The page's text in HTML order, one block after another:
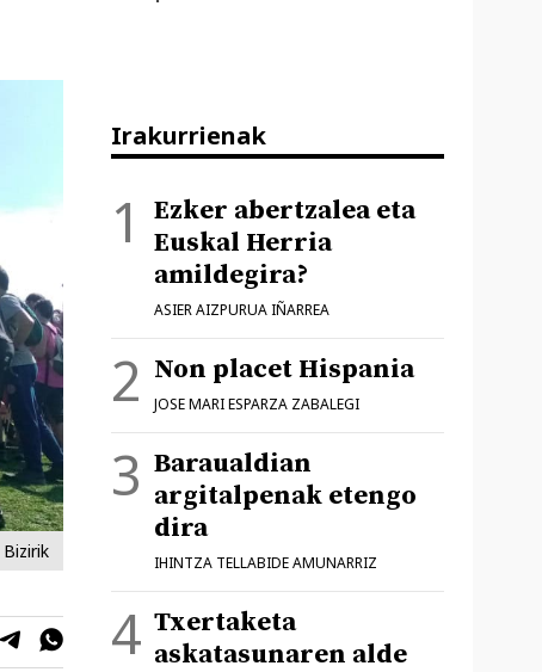
Irakurrienak
Ezker abertzalea eta
Euskal Herria
amildegira?
ASIER AIZPURUA IÑARREA
Non placet Hispania
JOSE MARI ESPARZA ZABALEGI
Baraualdian
argitalpenak etengo
dira
IHINTZA TELLABIDE AMUNARRIZ
Txertaketa
askatasunaren alde